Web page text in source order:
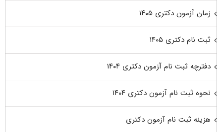
زمان آزمون دکتری ۱۴۰۵
ثبت نام دکتری ۱۴۰۵
دفترچه ثبت نام آزمون دکتری ۱۴۰۴
نحوه ثبت نام آزمون دکتری ۱۴۰۴
هزینه ثبت نام آزمون دکتری